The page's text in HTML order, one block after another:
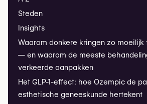
Steden
Insights
Waarom donkere kringen zo
— en waarom de meeste
verkeerde aanpakken
Het GLP-1-effect: hoe Ozempic de
esthetische geneeskunde hertekent